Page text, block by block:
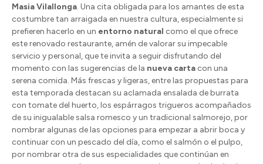
Masia Vilallonga. Una cita obligada para los amantes de esta
costumbre tan arraigada en nuestra cultura, especialmente si
prefieren hacerlo en un entorno natural como el que ofrece
este renovado restaurante, amén de valorar su impecable
servicio y personal, que te invita a seguir disfrutando del
momento con las sugerencias de la nueva carta con una
serena comida. Más frescas y ligeras, entre las propuestas para
esta temporada destacan su aclamada ensalada de burrata
con tomate del huerto, los espárragos trigueros acompañados
de su inigualable salsa romesco y un tradicional salmorejo, por
nombrar algunas de las opciones para empezar a abrir boca y
continuar con un pescado del día, como el salmón o el pulpo,
por nombrar otra de sus especialidades que continúan en